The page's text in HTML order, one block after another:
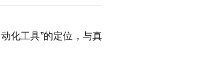
化工具”的定位，与真